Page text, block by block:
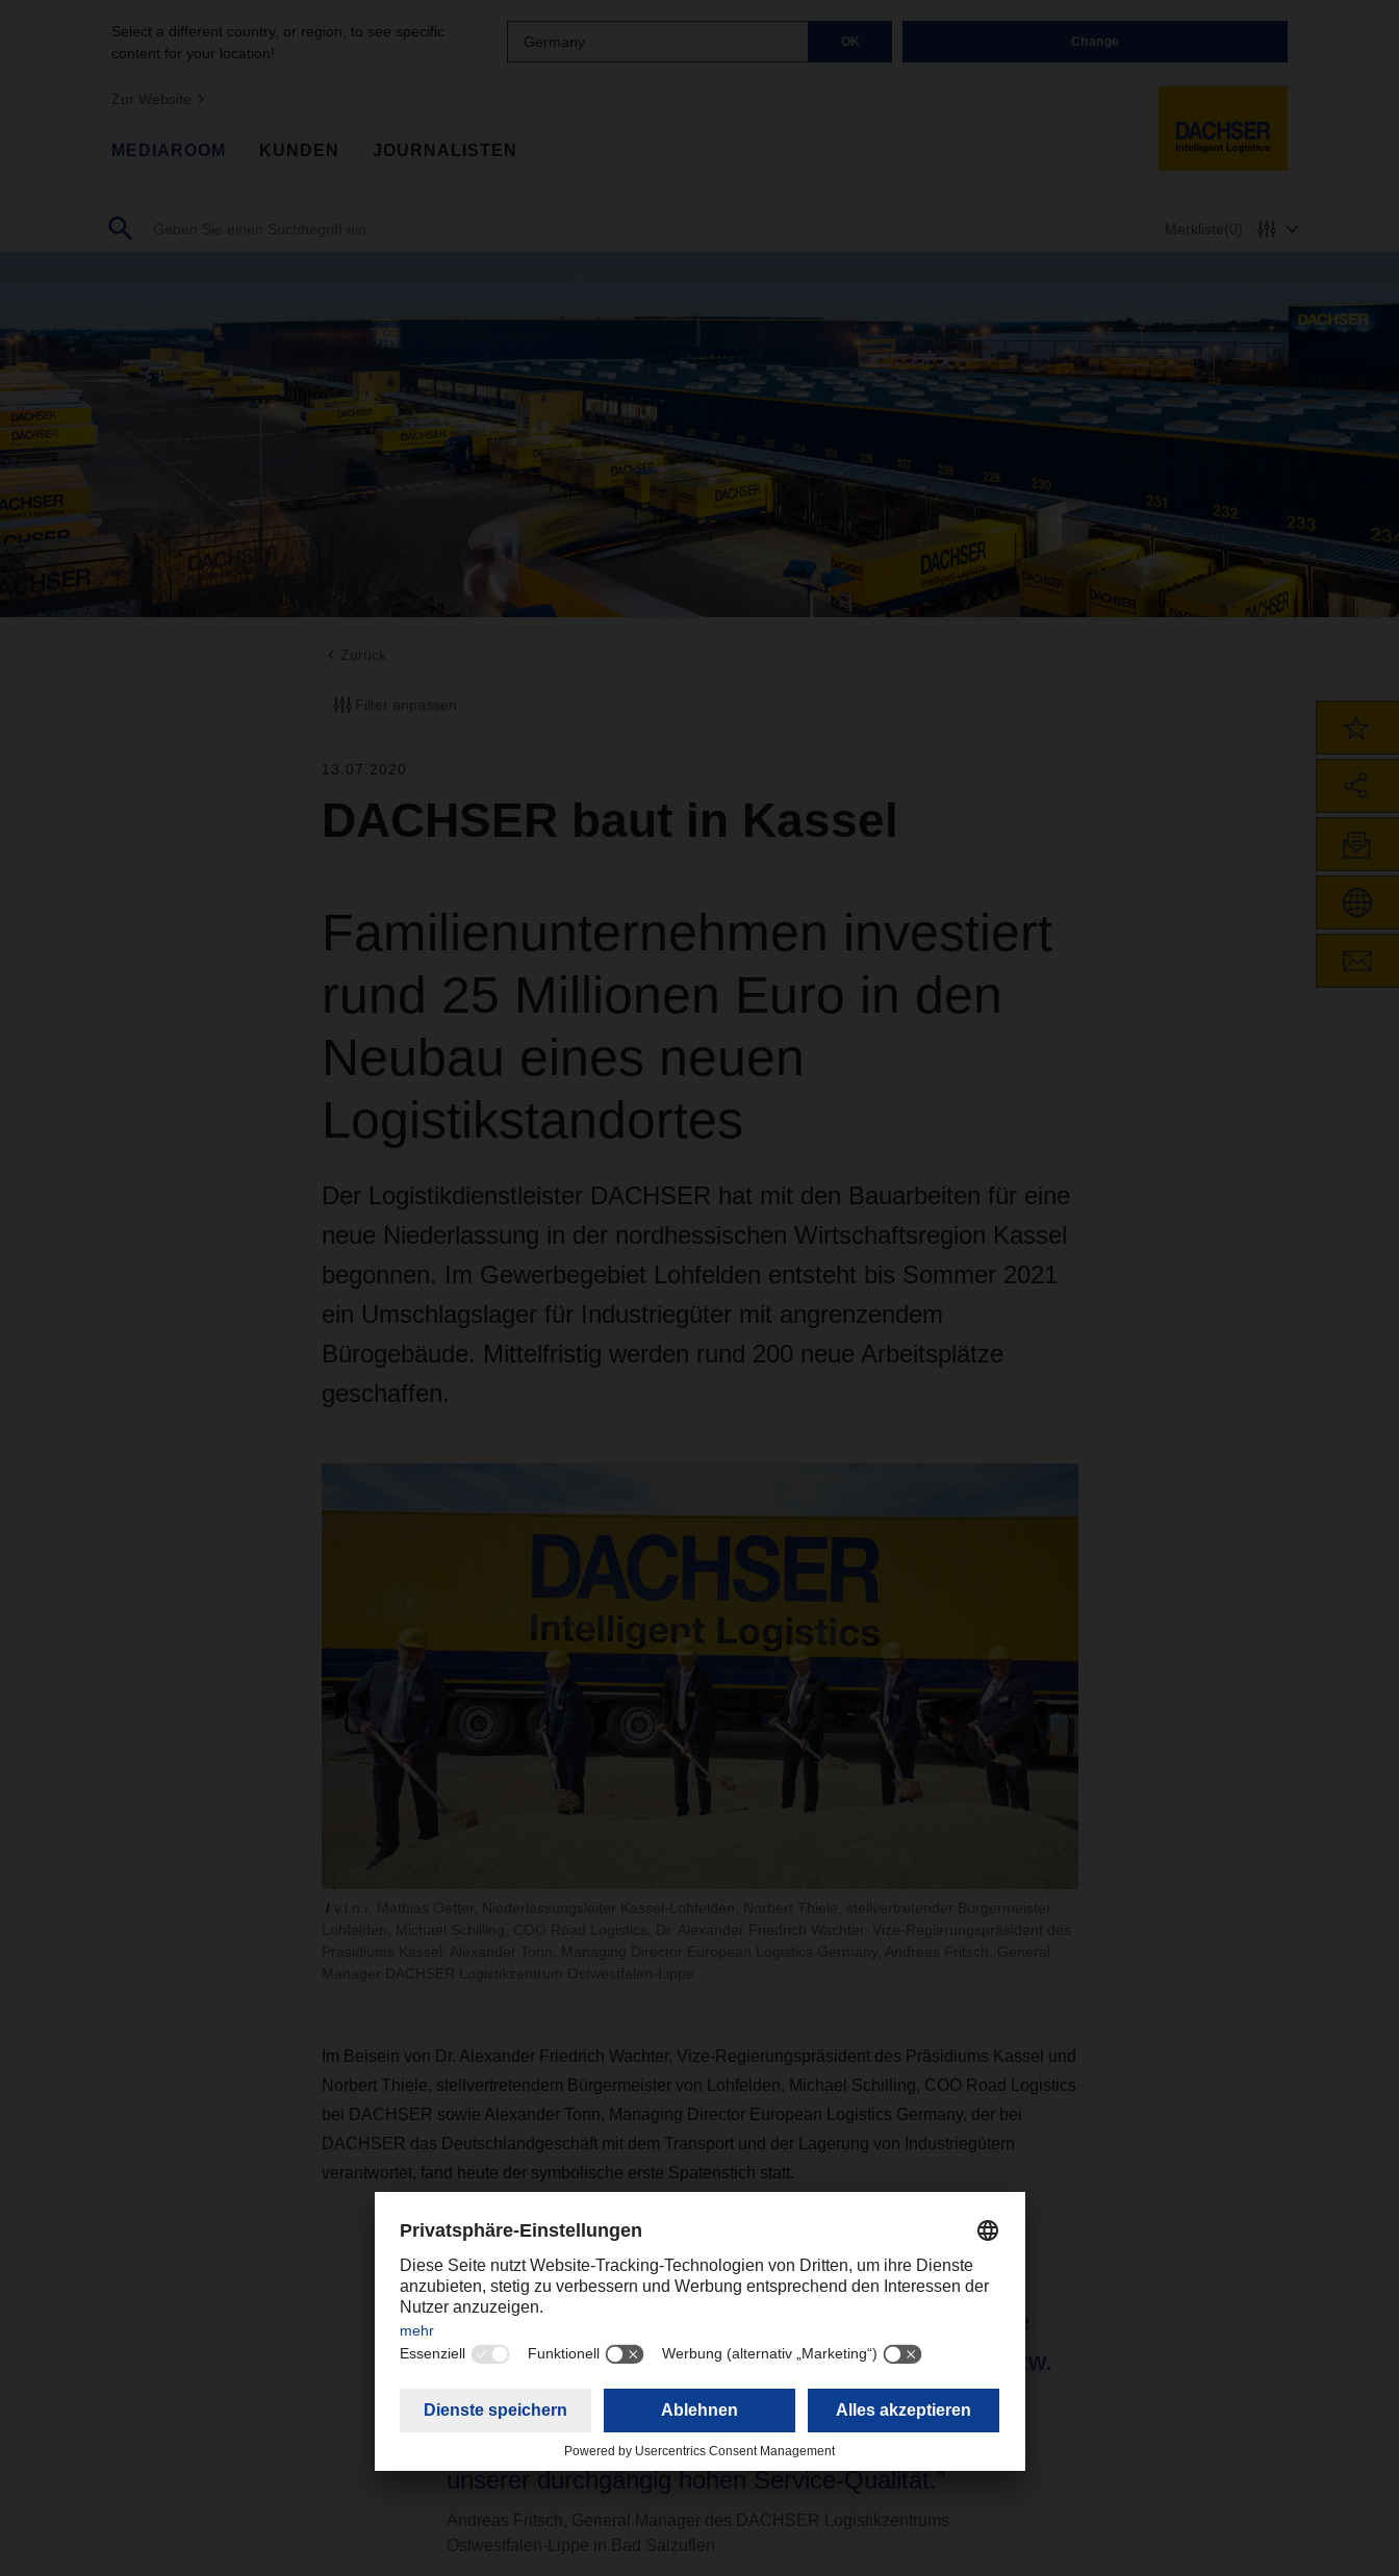
Select a different country, or region, to see specific
content for your location!
Germany OK Change
Zur Website
MEDIAROOM KUNDEN JOURNALISTEN
Merkliste(0)
Zurück
Filter anpassen
13.07.2020
DACHSER baut in Kassel
Familienunternehmen investiert
rund 25 Millionen Euro in den
Neubau eines neuen
Logistikstandortes
Der Logistikdienstleister DACHSER hat mit den Bauarbeiten für eine
neue Niederlassung in der nordhessischen Wirtschaftsregion Kassel
begonnen. Im Gewerbegebiet Lohfelden entsteht bis Sommer 2021
ein Umschlagslager für Industriegüter mit angrenzendem
Bürogebäude. Mittelfristig werden rund 200 neue Arbeitsplätze
geschaffen.
Im Beisein von Dr. Alexander Friedrich Wachter, Vize-Regierungspräsident des Präsidiums Kassel und
Norbert Thiele, stellvertretendem Bürgermeister von Lohfelden, Michael Schilling, COO Road Logistics
bei DACHSER sowie Alexander Tonn, Managing Director European Logistics Germany, der bei
DACHSER das Deutschlandgeschäft mit dem Transport und der Lagerung von Industriegütern
verantwortet, fand heute der symbolische erste Spatenstich statt.
“Von der neuen Niederlassung in Kassel aus lassen
sich über das engmaschige DACHSER Netzwerk alle
europäischen Wirtschaftszentren innerhalb von 24 bzw.
48 Stunden erreichen. DACHSER Kunden in ganz
Europa profitieren von schnellen Laufzeiten und
unserer durchgängig hohen Service-Qualität.”
Andreas Fritsch, General Manager des DACHSER Logistikzentrums
Ostwestfalen-Lippe in Bad Salzuflen